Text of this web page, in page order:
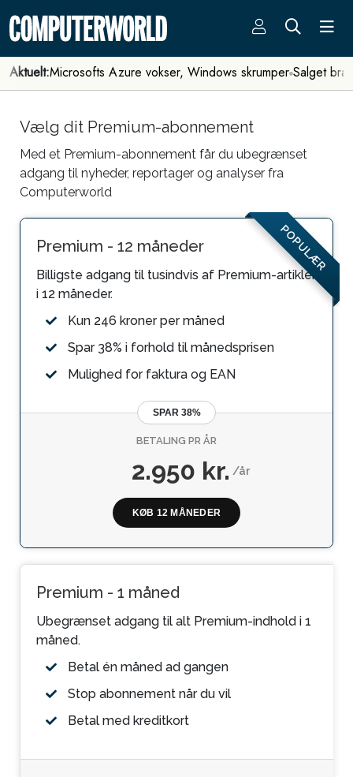
Aktuelt:Microsofts Azure vokser, Windows skrumper Salget
Vælg dit Premium-abonnement
Med et Premium-abonnement får du ubegrænset
adgang til nyheder, reportager og analyser fra
Computerworld
Premium - 1 måned
Ubegrænset adgang til alt Premium-indhold i 1
måned.
Betal én måned ad gangen
Stop abonnement når du vil
Betal med kreditkort
POPULÆR
Premium - 12 måneder
Billigste adgang til tusindvis af Premium-artikler
i 12 måneder.
Kun 246 kroner per måned
Spar 38% i forhold til månedsprisen
Mulighed for faktura og EAN
SPAR 38%
BETALING PR ÅR
2.950 kr./år
KØB 12 MÅNEDER